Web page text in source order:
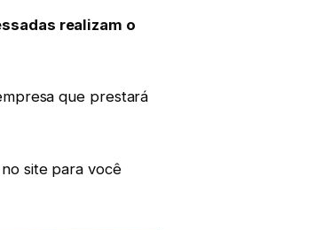
realizam o
que prestará
site para você